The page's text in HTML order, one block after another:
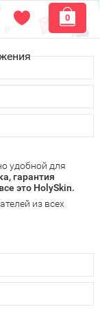
0
России или
пункте
ужена
бесплатную
в Вашем городе
способом:
и другими
удобной для
гарантия
это HolySkin.
из всех
по работе
о